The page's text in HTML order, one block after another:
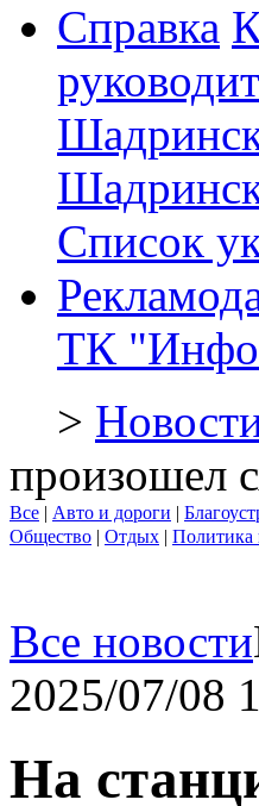
Справка
Список
ТК
>
произошел
Все | Авто и дороги |
Общество | Отдых | Политика
Все новости
2025/07/08
На